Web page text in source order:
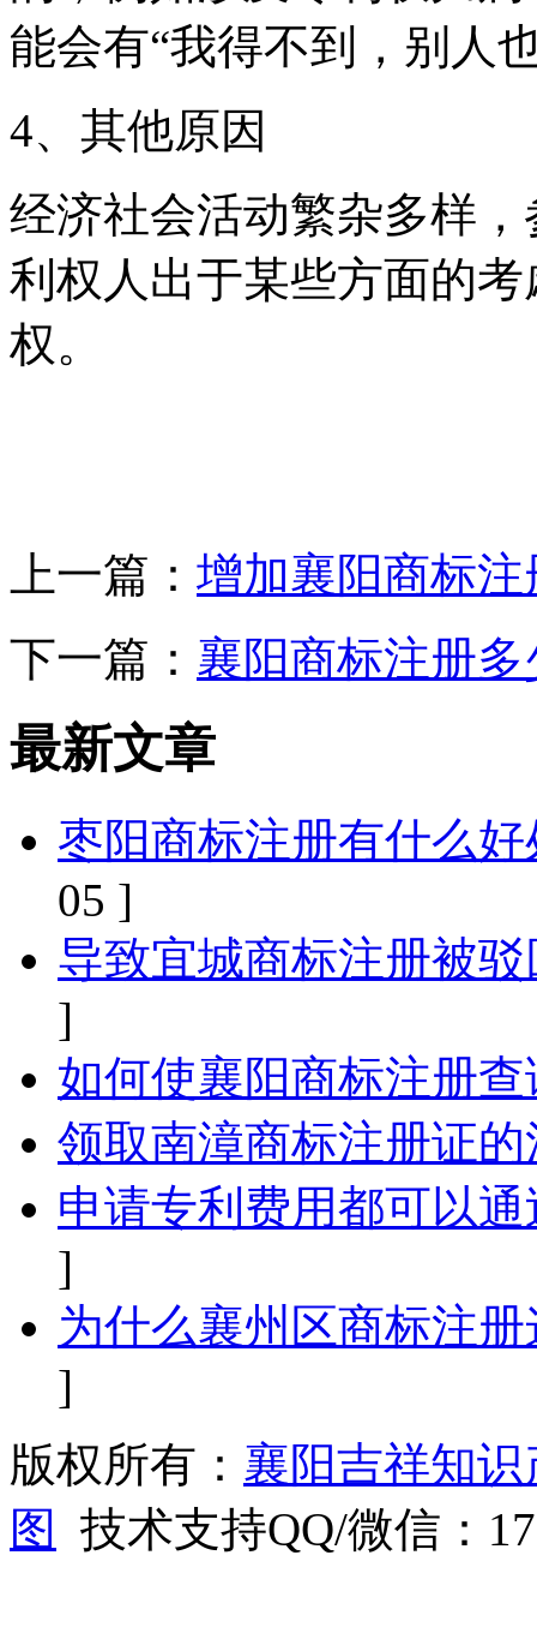
能会有“我得不到，别人
4、其他原因
经济社会活动繁杂多样
利权人出于某些方面的
权。
上一篇： 增加襄阳商标
下一篇： 襄阳商标注册
最新文章
枣阳商标注册有什么
05 ]
导致宜城商标注册被
]
如何使襄阳商标注册
领取南漳商标注册证
申请专利费用都可以
]
为什么襄州区商标注
]
版权所有： 襄阳吉祥知
图
技术支持QQ/微信：